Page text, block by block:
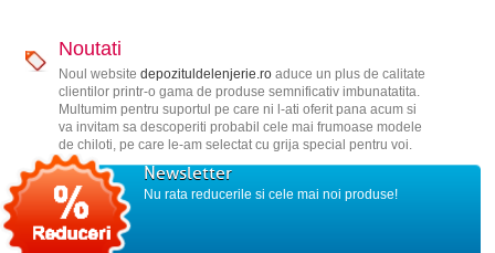
Noutati
Noul website depozituldelenjerie.roaduce un plus de calitate
clientilor printr-o gama de produse semnificativ imbunatatita.
Multumim pentru suportul pe care ni l-ati oferit pana acum si
va invitam sa descoperiti probabil cele mai frumoase modele
de chiloti, pe care le-am selectat cu grija special pentru voi.
Newsletter
Nu rata reducerile si cele mai noi produse!